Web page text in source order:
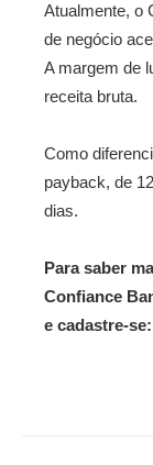
Atualmente, o
de negócio
A margem de
receita bruta.
Como
payback, de
dias.
Para saber
Confiance
e cadastre-se: